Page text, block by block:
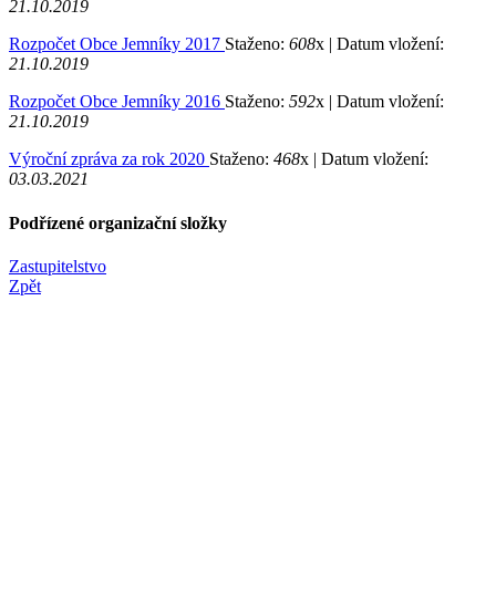
21.10.2019
Rozpočet Obce Jemníky 2017 Staženo: 608x | Datum vložení:
21.10.2019
Rozpočet Obce Jemníky 2016 Staženo: 592x | Datum vložení:
21.10.2019
Výroční zpráva za rok 2020 Staženo: 468x | Datum vložení:
03.03.2021
Podřízené organizační složky
Zastupitelstvo
Zpět